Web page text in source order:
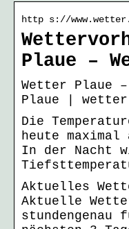
http s://
Plaue –
Wetter Plaue
Plaue |
Die
heute
In der Nacht
Aktuelles
Aktuelle
stundengenau